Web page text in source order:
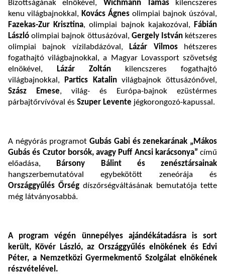
Bizottságának elnökével, Wichmann Tamáskilencszeres
kenu világbajnokkal, Kovács Ágnes olimpiai bajnok úszóval,
Fazekas-Zur Krisztina, olimpiai bajnok kajakozóval,
Fábián
László olimpiai bajnok öttusázóval, Gergely Istvánkétszeres
olimpiai bajnok vízilabdázóval,
Lázár Vilmoshétszeres
fogathajtó világbajnokkal, a Magyar Lovassport szövetség
elnökével,
Lázár Zoltán kilencszeres fogathajtó
világbajnokkal,
Partics Katalinvilágbajnok öttusázónővel,
Szász Emese, világ- és Európa-bajnok ezüstérmes
párbajtőrvívóval és Szuper Levente jégkorongozó-kapussal.
A négyórás programotGubás Gabi és zenekarának „Mákos
Gubás és Czutor borsók, avagy Puff Ancsi karácsonya”című
előadása,
Bársony Bálint és zenésztársainak
hangszerbemutatóval egybekötött zeneórája és
Országgyűlés Őrség díszőrségváltásának bemutatója tette
még látványosabbá.
A program végén ünnepélyes ajándékátadásra is sort
került, Kövér László, az Országgyűlés elnökének és Edvi
Péter, a Nemzetközi Gyermekmentő Szolgálat elnökének
részvételével.